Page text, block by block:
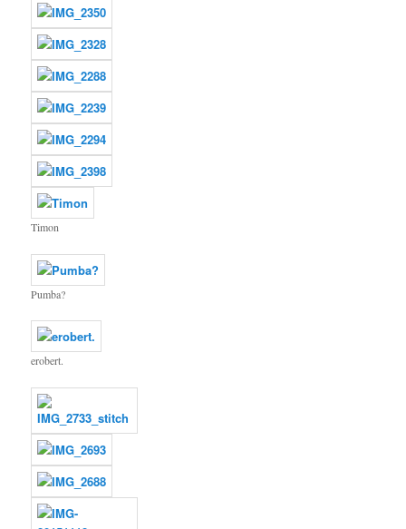
Timon
Pumba?
erobert.